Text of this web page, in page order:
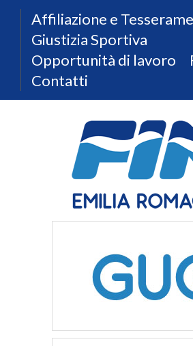
Affiliazione e
Giustizia Sportiva
Opportunità di lavoro
Contatti